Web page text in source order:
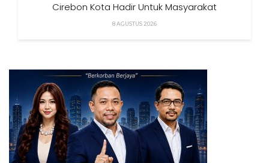
Cirebon Kota Hadir Untuk Masyarakat
8 AGUSTUS 2026